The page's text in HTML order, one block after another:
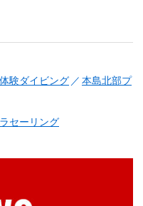
体験ダイビング
本島北部プ
セーリング